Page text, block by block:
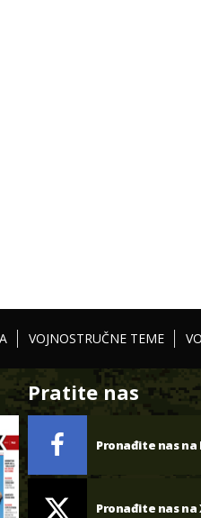
VOJNOSTRUČNE TEME
Pratite nas
Pronađite nas na
Pronađite nas na